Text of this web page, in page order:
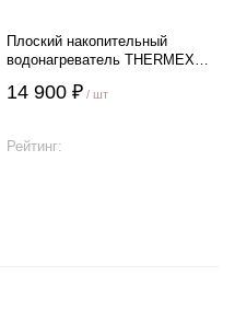
Плоский накопительный
водонагреватель THERMEX
14 900 ₽ / шт
Рейтинг: